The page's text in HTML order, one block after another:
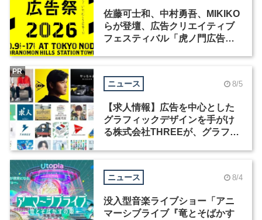
佐藤可士和、中村勇吾、MIKIKO
らが登壇、広告クリエイティブ
フェスティバル「虎ノ門広告
ニュース 8/5
【求人情報】広告を中心とした
グラフィックデザインを手がけ
る株式会社THREEが、グラフィ
PR
ニュース 8/4
没入型音楽ライブショー「アニ
マーシブライブ『竜とそばかす